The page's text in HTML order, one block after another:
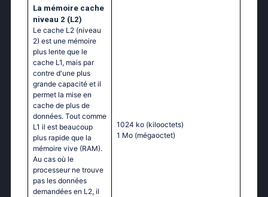
La mémoire cache
niveau 2 (L2)
Le cache L2 (niveau
2) est une mémoire
plus lente que le
cache L1, mais par
contre d'une plus
grande capacité et il
permet la mise en
cache de plus de
données. Tout comme
L1 il est beaucoup
plus rapide que la
mémoire vive (RAM).
Au cas où le
processeur ne trouve
pas les données
demandées en L2, il
1024 ko (kilooctets)
1 Mo (mégaoctet)